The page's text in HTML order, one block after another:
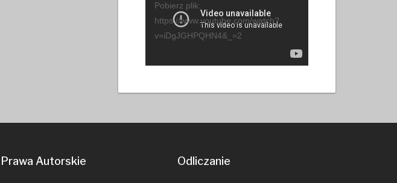
Pobierz plik:
https://www.youtube.com/watch?
v=iDgJGHPQHN4&_=2
Prawa Autorskie Odliczanie